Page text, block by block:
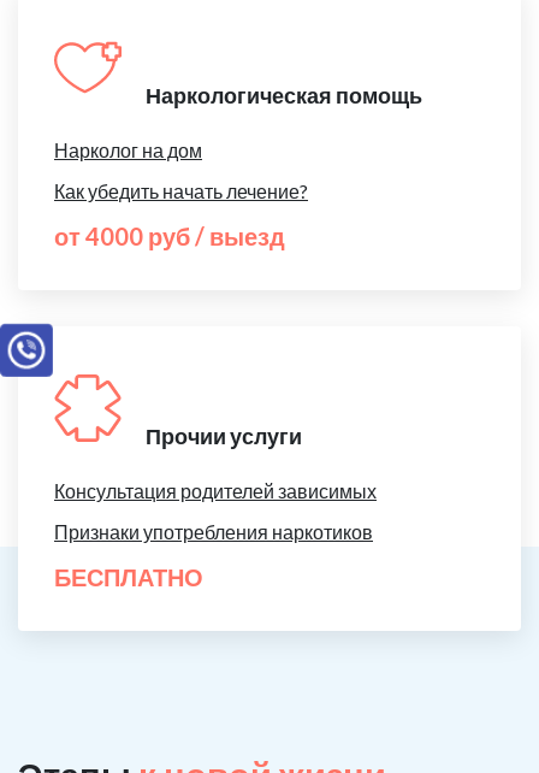
Наркологическая помощь
Нарколог на дом
Как убедить начать лечение?
от 4000 руб / выезд
Прочии услуги
Консультация родителей зависимых
Признаки употребления наркотиков
БЕСПЛАТНО